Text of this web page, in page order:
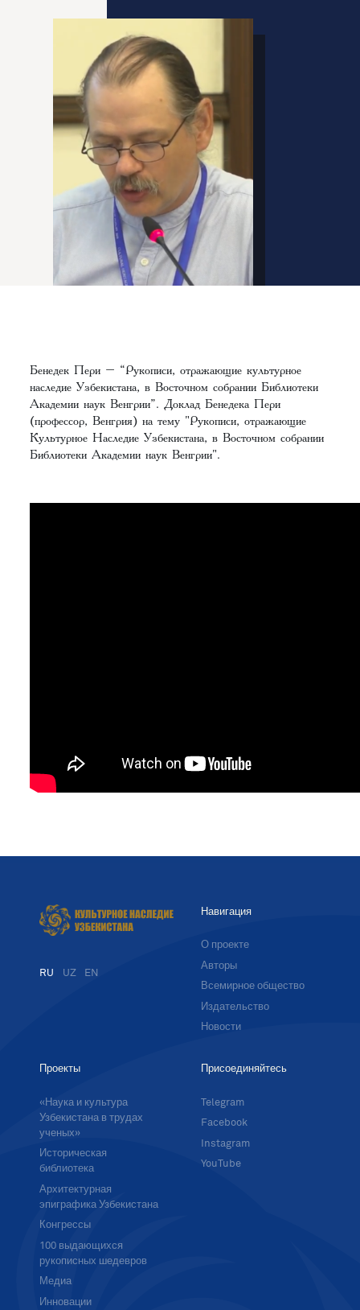
Бенедек Пери – “Рукописи, отражающие культурное
наследие Узбекистана, в Восточном собрании Библиотеки
Академии наук Венгрии”. Доклад Бенедека Пери
(профессор, Венгрия) на тему "Рукописи, отражающие
Культурное Наследие Узбекистана, в Восточном собрании
Библиотеки Академии наук Венгрии".
RU UZ EN
Навигация
О проекте
Авторы
Всемирное общество
Издательство
Новости
Проекты
«Наука и культура
Узбекистана в трудах
ученых»
Историческая
библиотека
Архитектурная
эпиграфика Узбекистана
Конгрессы
100 выдающихся
рукописных шедевров
Медиа
Инновации
Присоединяйтесь
Telegram
Facebook
Instagram
YouTube